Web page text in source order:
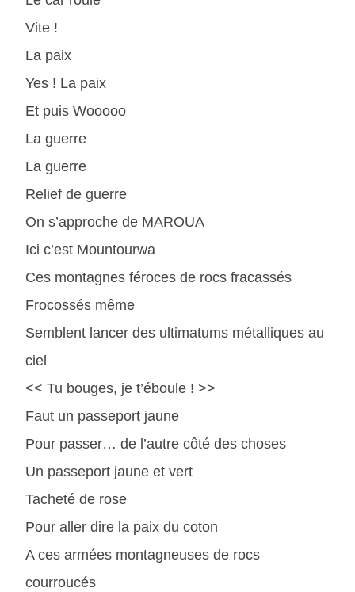
Vite !
La paix
Yes ! La paix
Et puis Wooooo
La guerre
La guerre
Relief de guerre
On s’approche de MAROUA
Ici c’est Mountourwa
Ces montagnes féroces de rocs fracassés
Frocossés même
Semblent lancer des ultimatums métalliques au
ciel
<< Tu bouges, je t’éboule ! >>
Faut un passeport jaune
Pour passer… de l’autre côté des choses
Un passeport jaune et vert
Tacheté de rose
Pour aller dire la paix du coton
A ces armées montagneuses de rocs
courroucés